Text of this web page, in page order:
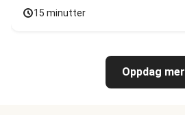
15 minutter
Oppdag mer